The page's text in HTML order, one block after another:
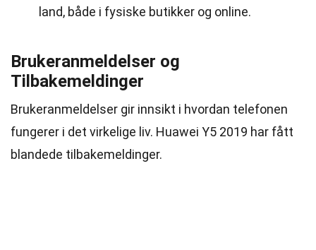
land, både i fysiske butikker og online.
Brukeranmeldelser og
Tilbakemeldinger
Brukeranmeldelser gir innsikt i hvordan telefonen
fungerer i det virkelige liv. Huawei Y5 2019 har fått
blandede tilbakemeldinger.